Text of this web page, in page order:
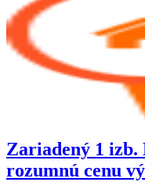
Zariadený 1
rozumnú cenu